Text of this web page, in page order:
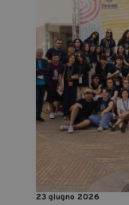
23 giugno 2026